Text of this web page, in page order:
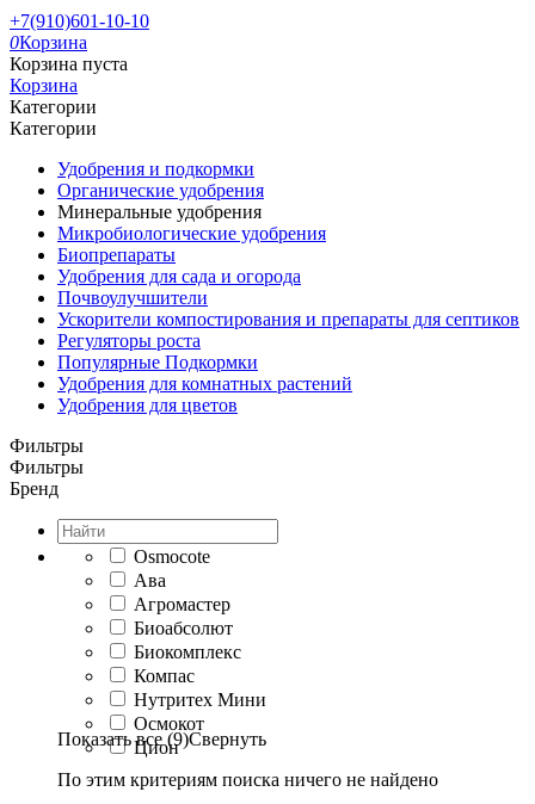
+7(910)601-10-10
0Корзина
Корзина пуста
Корзина
Категории
Категории
Удобрения и подкормки
Органические удобрения
Минеральные удобрения
Микробиологические удобрения
Биопрепараты
Удобрения для сада и огорода
Почвоулучшители
Ускорители компостирования и препараты для септиков
Регуляторы роста
Популярные Подкормки
Удобрения для комнатных растений
Удобрения для цветов
Фильтры
Фильтры
Бренд
Osmocote
Ава
Агромастер
Биоабсолют
Биокомплекс
Компас
Нутритех Мини
Осмокот
Цион
Показать все (9)Свернуть
По этим критериям поиска ничего не найдено